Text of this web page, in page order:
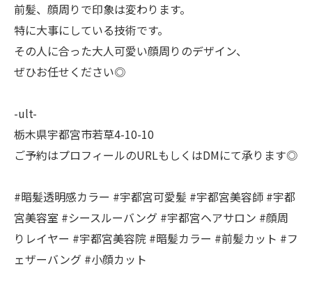
前髪、顔周りで印象は変わります。
特に大事にしている技術です。
その人に合った大人可愛い顔周りのデザイン、
ぜひお任せください◎
-ult-
栃木県宇都宮市若草4-10-10
ご予約はプロフィールのURLもしくはDMにて承ります◎
#暗髪透明感カラー #宇都宮可愛髪 #宇都宮美容師 #宇都
宮美容室 #シースルーバング #宇都宮ヘアサロン #顔周
りレイヤー #宇都宮美容院 #暗髪カラー #前髪カット #フ
ェザーバング #小顔カット